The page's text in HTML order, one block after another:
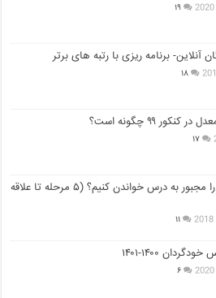
۱۹
آنلاین- برنامه ریزی با رتبه های برتر
۱۸
کنکور ۹۹ چگونه است؟
۱۷
چگونه خود را مجبور به درس خواندن کنیم؟ (۵ مرحله تا علاقه
۱۱
۱۴۰۰-۱۴۰۱
۶